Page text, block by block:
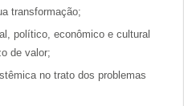
transformação;
político, econômico e cultural
de valor;
no trato dos problemas